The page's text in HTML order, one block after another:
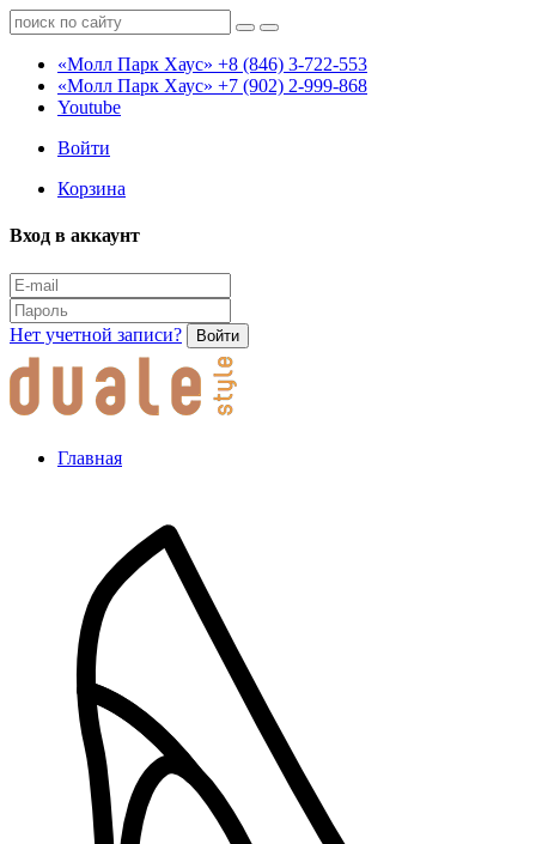
«Молл Парк Хаус» +8 (846) 3-722-553
«Молл Парк Хаус» +7 (902) 2-999-868
Youtube
Войти
Корзина
Вход в аккаунт
Нет учетной записи? Войти
Главная